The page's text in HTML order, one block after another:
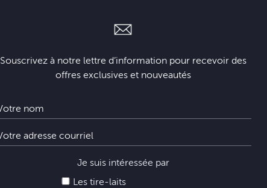
Souscrivez à notre lettre d’information pour recevoir des
offres exclusives et nouveautés
Je suis intéressée par
Les tire-laits